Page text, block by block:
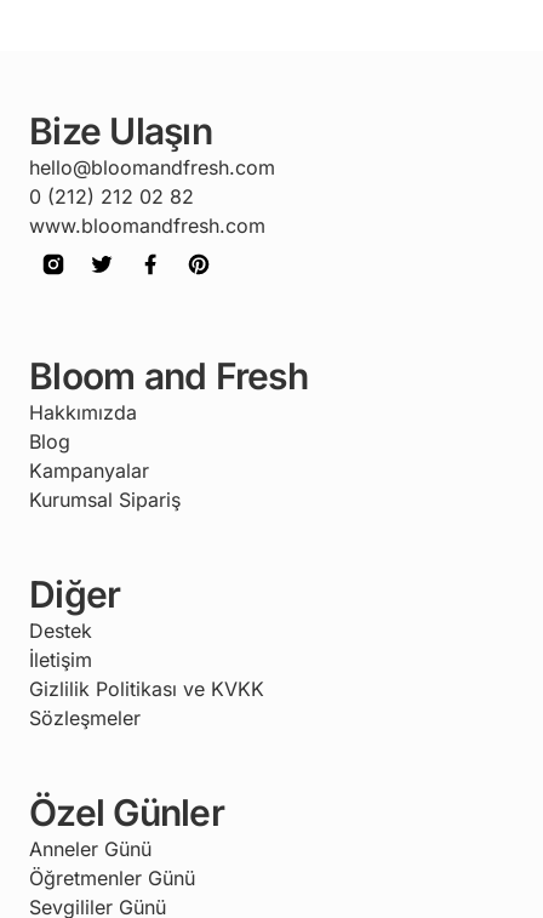
Bize Ulaşın
hello@bloomandfresh.com
0 (212) 212 02 82
www.bloomandfresh.com
Bloom and Fresh
Hakkımızda
Blog
Kampanyalar
Kurumsal Sipariş
Diğer
Destek
İletişim
Gizlilik Politikası ve KVKK
Sözleşmeler
Özel Günler
Anneler Günü
Öğretmenler Günü
Sevgililer Günü